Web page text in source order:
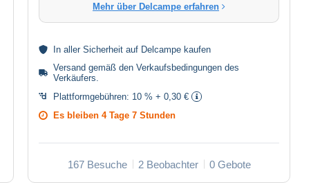
Mehr über Delcampe erfahren
In aller Sicherheit auf Delcampe kaufen
Versand gemäß den Verkaufsbedingungen des
Verkäufers
Plattformgebühren: 10 % + 0,30 €
Es bleiben 4 Tage 7 Stunden
167 Besuche 2 Beobachter 0 Gebote